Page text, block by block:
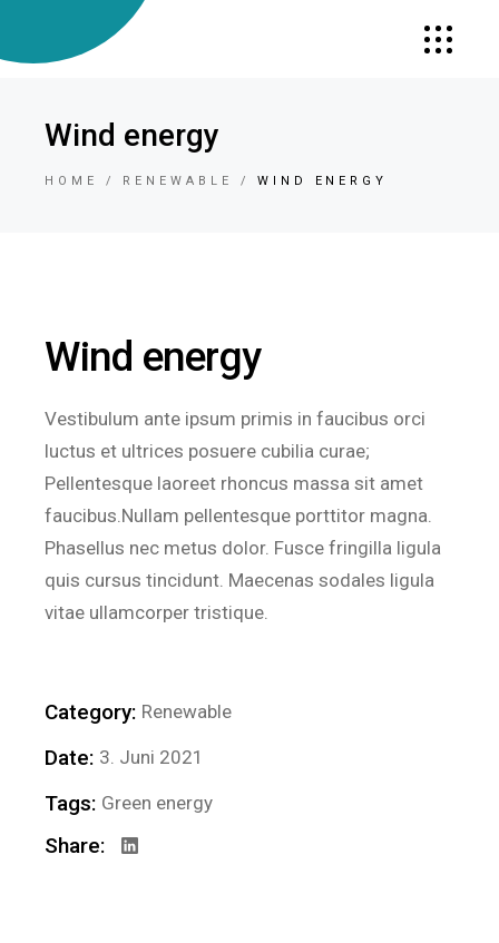
Wind energy
HOME RENEWABLE WIND ENERGY
Wind energy
Vestibulum ante ipsum primis in faucibus orci
luctus et ultrices posuere cubilia curae;
Pellentesque laoreet rhoncus massa sit amet
faucibus.Nullam pellentesque porttitor magna.
Phasellus nec metus dolor. Fusce fringilla ligula
quis cursus tincidunt. Maecenas sodales ligula
vitae ullamcorper tristique.
Category: Renewable
Date: 3. Juni 2021
Tags: Green energy
Share: